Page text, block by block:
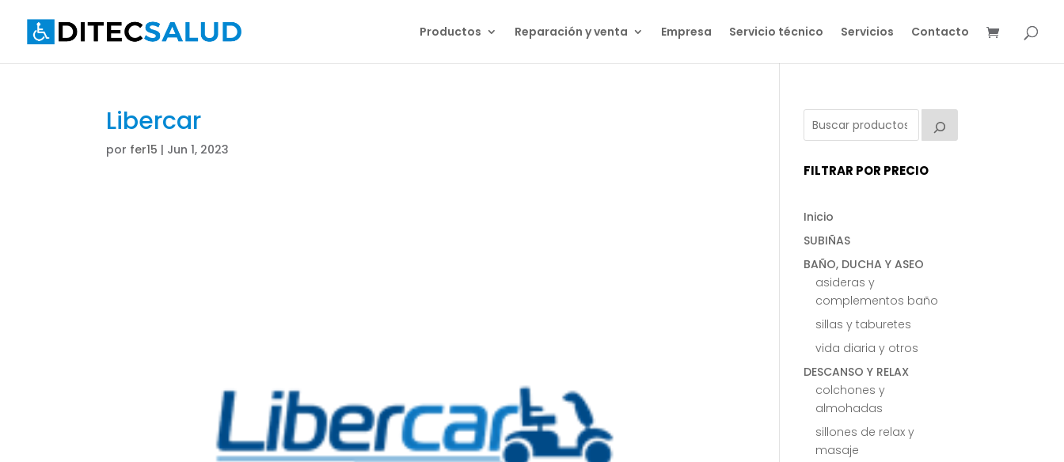
Productos Reparación y venta Empresa Servicio técnico Servicios Contacto
Libercar
por fer15 | Jun 1, 2023
FILTRAR POR PRECIO
Inicio
SUBIÑAS
BAÑO, DUCHA Y ASEO
asideras y
complementos baño
sillas y taburetes
vida diaria y otros
DESCANSO Y RELAX
colchones y
almohadas
sillones de relax y
masaje